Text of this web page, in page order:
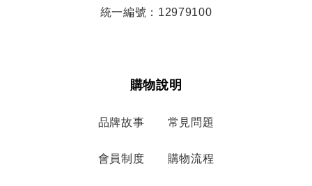
統一編號：12979100
購物說明
品牌故事 常見問題
會員制度 購物流程